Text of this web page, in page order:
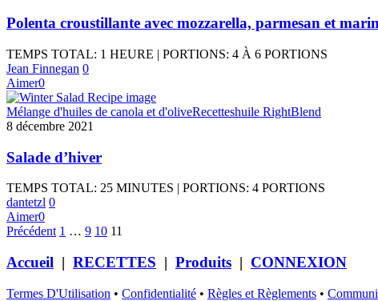
Polenta croustillante avec mozzarella, parmesan et
TEMPS TOTAL: 1 HEURE | PORTIONS: 4 À 6 PORTIONS
Jean Finnegan 0
Aimer0
Mélange d'huiles de canola et d'oliveRecetteshuile RightBlend
8 décembre 2021
Salade d’hiver
TEMPS TOTAL: 25 MINUTES | PORTIONS: 4 PORTIONS
dantetzl 0
Aimer0
Précédent 1 … 9 10 11
Accueil | RECETTES | Produits | CONNEXION
Termes D'Utilisation • Confidentialité • Règles et Règlements •